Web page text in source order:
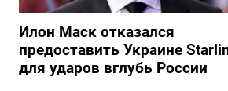
Илон Маск отказался
предоставить Украине
для ударов вглубь России